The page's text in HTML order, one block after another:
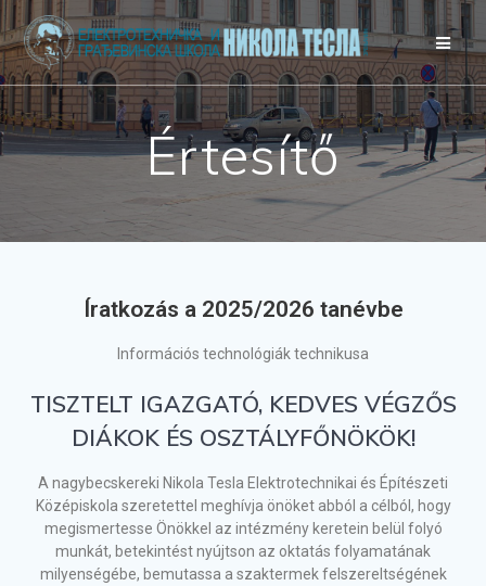
Értesítő
Íratkozás a 2025/2026 tanévbe
Információs technológiák technikusa
TISZTELT IGAZGATÓ, KEDVES VÉGZŐS
DIÁKOK ÉS OSZTÁLYFŐNÖKÖK!
A nagybecskereki Nikola Tesla Elektrotechnikai és Építészeti
Középiskola szeretettel meghívja önöket abból a célból, hogy
megismertesse Önökkel az intézmény keretein belül folyó
munkát, betekintést nyújtson az oktatás folyamatának
milyenségébe, bemutassa a szaktermek felszereltségének